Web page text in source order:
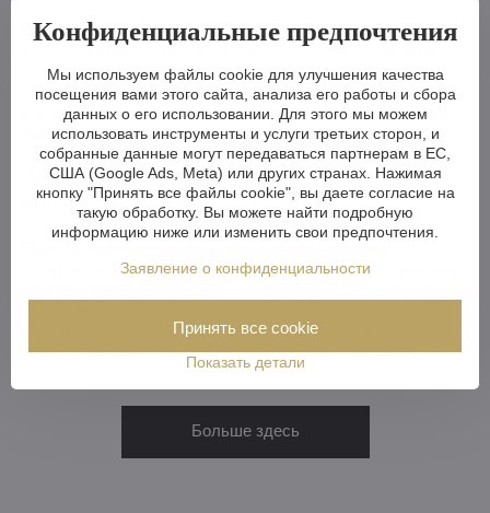
Мы можем выполнить простые изменения в течение 3-4
недель, в то время как более сложные изменения или
люстра на заказ займут примерно 8-10 недель. Если
строительство или реконструкция займет больше
времени, ничего страшного - мы будем рады придержать
люстру для вас на нашем складе.
Хотите люстру на заказ? Или просто
посоветоваться?
хрустальный светильник для своего дома, сообщите нам
модификации или вместе с вами разработаем
индивидуальный светильник для вашего интерьера.
Больше здесь
Конфиденциальные предпочтения
Мы используем файлы cookie для улучшения качества
посещения вами этого сайта, анализа его работы и сбора
данных о его использовании. Для этого мы можем
использовать инструменты и услуги третьих сторон, и
собранные данные могут передаваться партнерам в ЕС,
США (Google Ads, Meta) или других странах. Нажимая
кнопку "Принять все файлы cookie", вы даете согласие на
такую обработку. Вы можете найти подробную
информацию ниже или изменить свои предпочтения.
Заявление о конфиденциальности
Показать детали
Принять все cookie